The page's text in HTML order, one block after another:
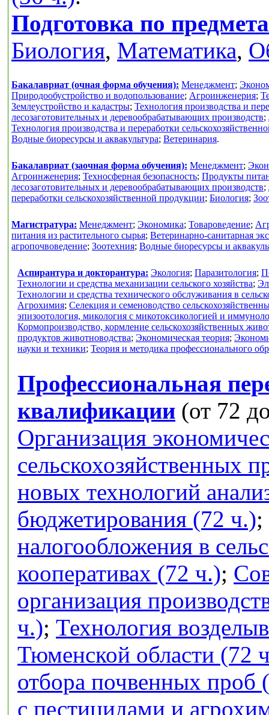
Подготовка по
Биология, Математика,
Бакалавриат (очная форма обучения): Менеджмент;
Природообустройство и водопользование; Агроинженерия;
Землеустройство и кадастры; Технология производства и
лесозаготовительных и деревообрабатывающих производств;
Технология производства и переработки
Водные биоресурсы и аквакультура; Ветеринария.
Бакалавриат (заочная форма обучения): Менеджмент;
Агроинженерия; Техносферная безопасность; Продукты
лесозаготовительных и деревообрабатывающих производств;
переработки сельскохозяйственной продукции; Биология;
Магистратура: Менеджмент; Экономика; Товароведение;
питания из растительного сырья; Ветеринарно-санитарная
агропочвоведение; Зоотехния; Водные биоресурсы и
Аспирантура и докторантура: Экология; Паразитология;
Технологии и средства механизации сельского хозяйства;
Технологии и средства технического обслуживания в
Агрохимия; Селекция и семеноводство
эпизоотология, микология с микотоксикологией и
Кормопроизводство, кормление сельскохозяйственных
продуктов животноводства; Экономическая теория;
науки и техники; Теория и методика профессионального
Профессиональная
квалификации (от 72
Организация
сельскохозяйственных
новых технологий
бюджетирования (72 ч.);
налогообложения в
кооперативах (72 ч.);
организация
ч.); Технология
Тюменской области (72
отбора почвенных проб
с пестицидами и